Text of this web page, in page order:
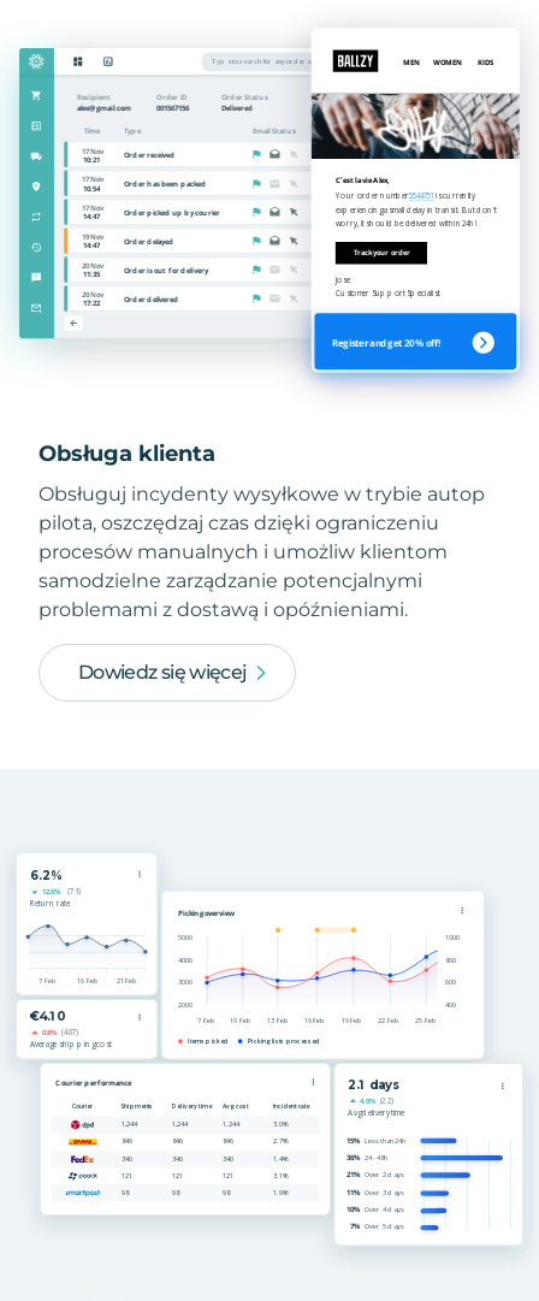
Obsługa klienta
Obsługuj incydenty wysyłkowe w trybie autop
pilota, oszczędzaj czas dzięki ograniczeniu
procesów manualnych i umożliw klientom
samodzielne zarządzanie potencjalnymi
problemami z dostawą i opóźnieniami.
Dowiedz się więcej